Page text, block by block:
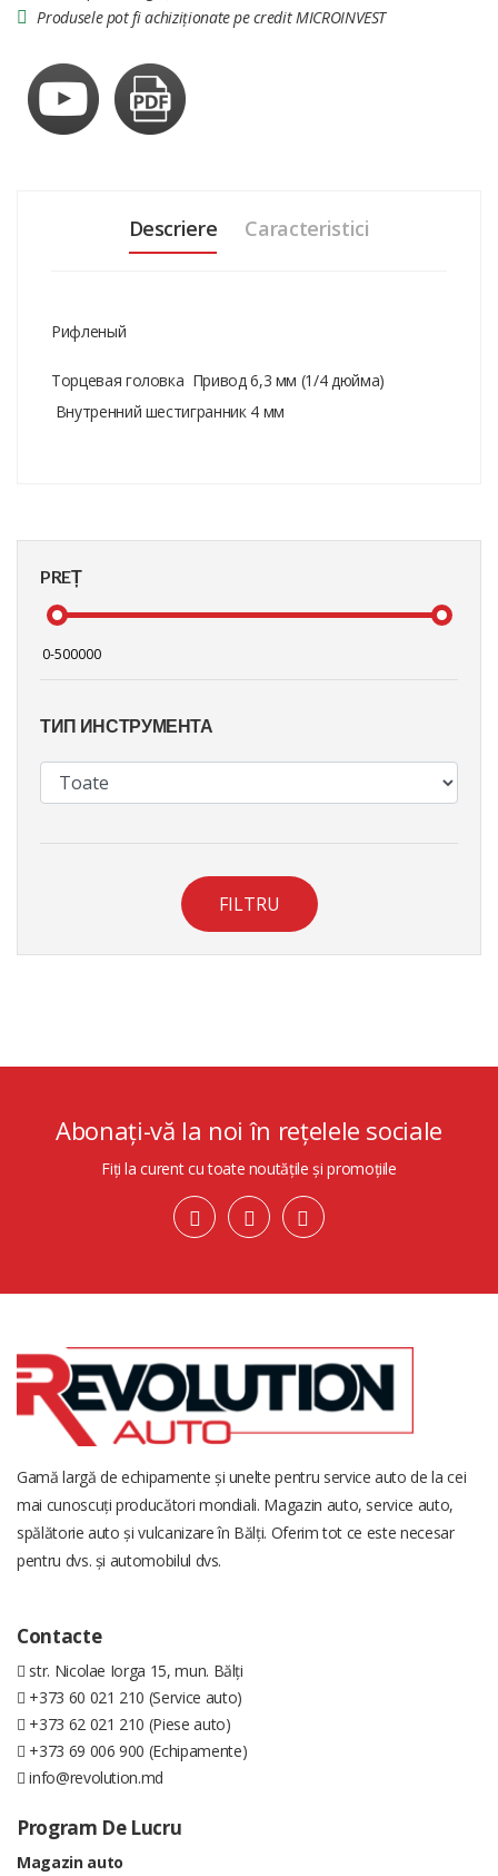
PREȚ
ТИП ИНСТРУМЕНТА
FILTRU
Produsele pot fi achiziționate pe credit MICROINVEST
Descriere Caracteristici
Рифленый
Торцевая головка Привод 6,3 мм (1/4 дюйма)
Внутренний шестигранник 4 мм
Abonați-vă la noi în rețelele sociale
Fiți la curent cu toate noutățile și promoțiile
Gamă largă de echipamente și unelte pentru service auto de la cei
mai cunoscuți producători mondiali. Magazin auto, service auto,
spălătorie auto și vulcanizare în Bălți. Oferim tot ce este necesar
pentru dvs. și automobilul dvs.
Contacte
str. Nicolae Iorga 15, mun. Bălți
+373 60 021 210 (Service auto)
+373 62 021 210 (Piese auto)
+373 69 006 900 (Echipamente)
info@revolution.md
Program De Lucru
Magazin auto